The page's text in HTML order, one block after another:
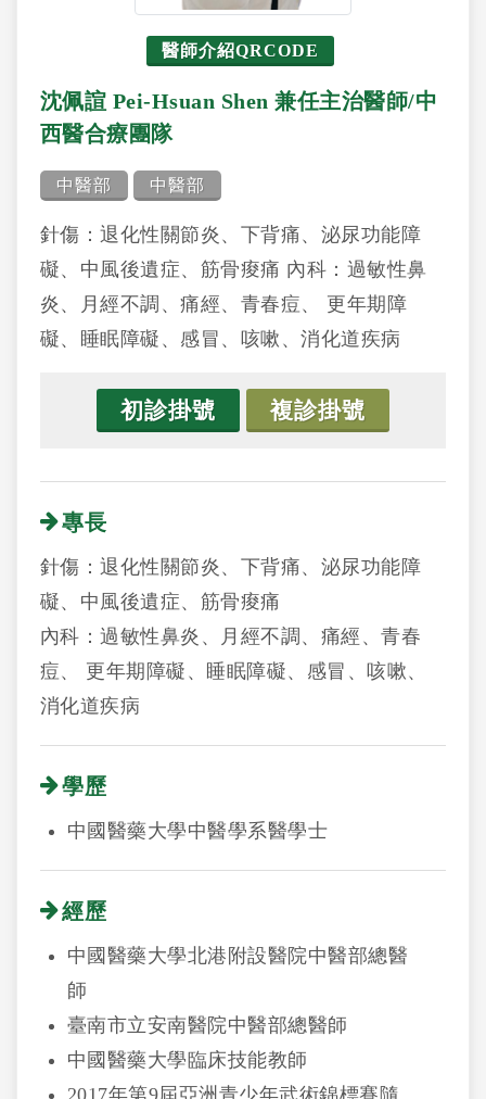
醫師介紹QRCODE
沈佩諠 Pei-Hsuan Shen 兼任主治醫師/中
西醫合療團隊
中醫部 中醫部
針傷：退化性關節炎、下背痛、泌尿功能障
礙、中風後遺症、筋骨痠痛 內科：過敏性鼻
炎、月經不調、痛經、青春痘、 更年期障
礙、睡眠障礙、感冒、咳嗽、消化道疾病
初診掛號 複診掛號
專長
針傷：退化性關節炎、下背痛、泌尿功能障
礙、中風後遺症、筋骨痠痛
內科：過敏性鼻炎、月經不調、痛經、青春
痘、 更年期障礙、睡眠障礙、感冒、咳嗽、
消化道疾病
學歷
中國醫藥大學中醫學系醫學士
經歷
中國醫藥大學北港附設醫院中醫部總醫
師
臺南市立安南醫院中醫部總醫師
中國醫藥大學臨床技能教師
2017年第9屆亞洲青少年武術錦標賽隨